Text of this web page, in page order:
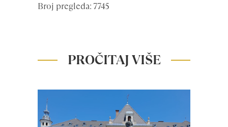
Broj pregleda: 7745
PROČITAJ VIŠE